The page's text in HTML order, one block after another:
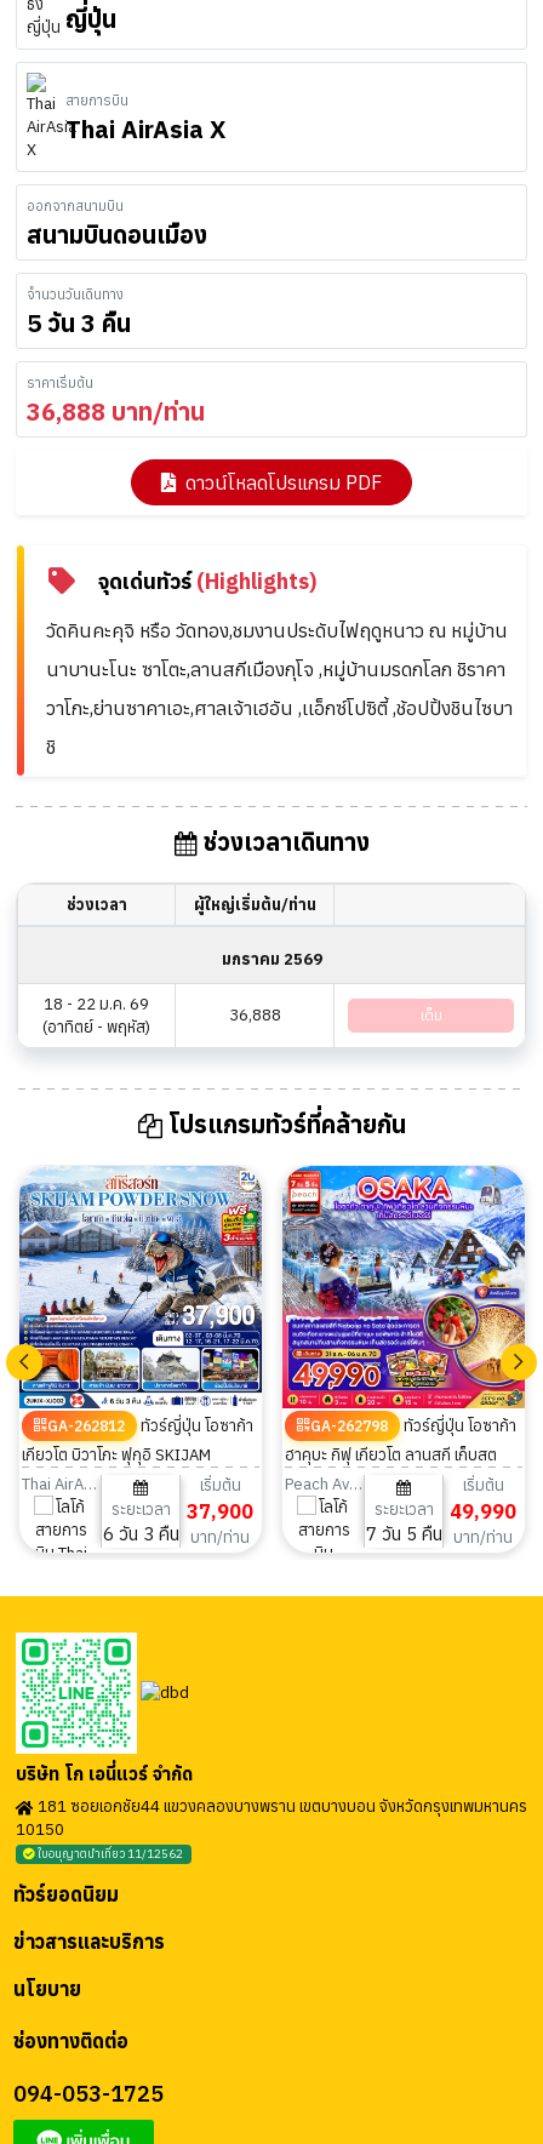
ญี่ปุ่น
สายการบิน
Thai AirAsia X
ออกจากสนามบิน
สนามบินดอนเมือง
จำนวนวันเดินทาง
5 วัน 3 คืน
ราคาเริ่มต้น
36,888 บาท/ท่าน
ดาวน์โหลดโปรแกรม PDF
จุดเด่นทัวร์(Highlights)
วัดคินคะคุจิ หรือ วัดทอง,ชมงานประดับไฟฤดูหนาว ณ หมู่บ้าน
นาบานะโนะ ซาโตะ,ลานสกีเมืองกุโจ ,หมู่บ้านมรดกโลก ชิราคา
วาโกะ,ย่านซาคาเอะ,ศาลเจ้าเฮอัน ,เเอ็กซ์โปซิตี้ ,ช้อปปิ้งชินไซบา
ชิ
ช่วงเวลาเดินทาง
ช่วงเวลา ผู้ใหญ่เริ่มต้น/ท่าน
มกราคม 2569
18 - 22 ม.ค. 69
(อาทิตย์ - พฤหัส)
36,888 เต็ม
โปรแกรมทัวร์ที่คล้ายกัน
GA-262812
ทัวร์ญี่ปุ่น โอซาก้า
เกียวโต บิวาโกะ ฟุกุอิ SKIJAM
POWDER SNOW 6 วัน 3 คืน
Thai AirAsia X
ระยะเวลา
6 วัน 3 คืน
เริ่มต้น
37,900
บาท/ท่าน
GA-262798
ทัวร์ญี่ปุ่น โอซาก้า
ฮาคุบะ กิฟุ เกียวโต ลานสกี เก็บสต
รอว์เบอร์รี่ (เที่ยวครบ) 7วัน 5คืน
Peach Aviation
ระยะเวลา
7 วัน 5 คืน
เริ่มต้น
49,990
บาท/ท่าน
บริษัท โก เอนี่แวร์ จำกัด
181 ซอยเอกชัย44 แขวงคลองบางพราน เขตบางบอน จังหวัดกรุงเทพมหานคร
10150
ใบอนุญาตนำเที่ยว 11/12562
ช่องทางติดต่อ
094-053-1725
นโยบาย
ข่าวสารและบริการ
ทัวร์ยอดนิยม